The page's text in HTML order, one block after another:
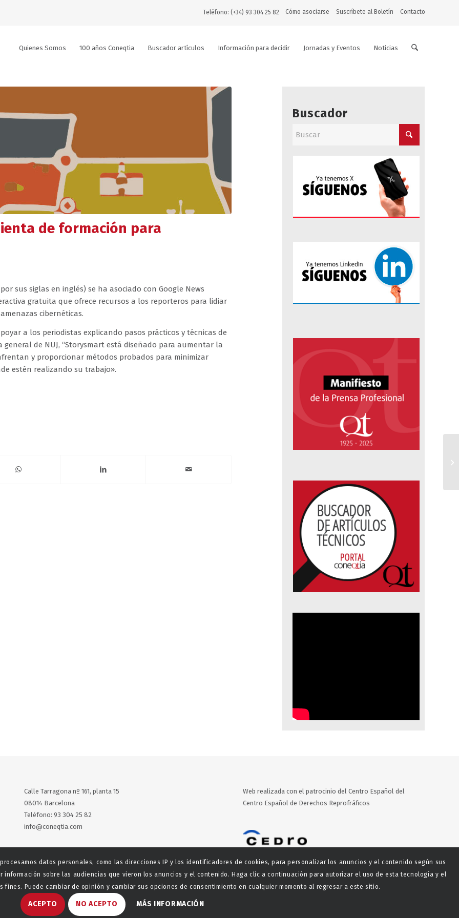
Cómo asociarse Suscríbete al Boletín Contacto
Teléfono: (+34) 93 304 25 82
Quienes Somos 100 años Coneqtia Buscador artículos Información para decidir Jornadas y Eventos Noticias
de formación para
sus siglas en inglés) se ha asociado con Google News
gratuita que ofrece recursos a los reporteros para lidiar
cibernéticas.
a los periodistas explicando pasos prácticos y técnicas de
de NUJ, “Storysmart está diseñado para aumentar la
y proporcionar métodos probados para minimizar
estén realizando su trabajo».
Buscador
Calle Tarragona nº 161, planta 15
08014 Barcelona
Teléfono: 93 304 25 82
info@coneqtia.com
X LinkedIn
Web realizada con el patrocinio del Centro Español del
Centro Español de Derechos Reprofráficos
Política de privacidad
datos personales, como las direcciones IP y los identificadores de cookies, para personalizar los anuncios y el contenido según sus
sobre las audiencias que vieron los anuncios y el contenido. Haga clic a continuación para autorizar el uso de esta tecnología y el
Puede cambiar de opinión y cambiar sus opciones de consentimiento en cualquier momento al regresar a este sitio.
ACEPTO NO ACEPTO MÁS INFORMACIÓN